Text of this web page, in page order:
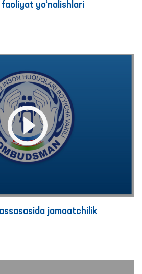
yo‘nalishlari
jamoatchilik